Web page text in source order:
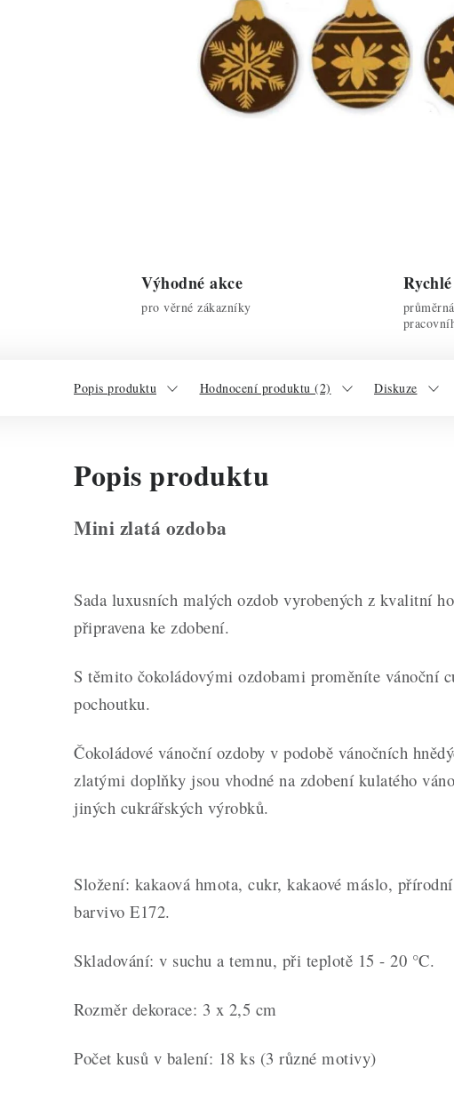
Výhodné akce
pro věrné zákazníky
Popis produktu Hodnocení produktu (2) Diskuze
Popis produktu
Mini zlatá ozdoba
Sada luxusních malých ozdob vyrobených z kvalitní
připravena ke zdobení.
S těmito čokoládovými ozdobami proměníte vánoční
pochoutku.
Čokoládové vánoční ozdoby v podobě vánočních
zlatými doplňky jsou vhodné na zdobení kulatého
jiných cukrářských výrobků.
Složení: kakaová hmota, cukr, kakaové máslo,
barvivo E172.
Skladování: v suchu a temnu, při teplotě 15 - 20 °C.
Rozměr dekorace: 3 x 2,5 cm
Počet kusů v balení: 18 ks (3 různé motivy)